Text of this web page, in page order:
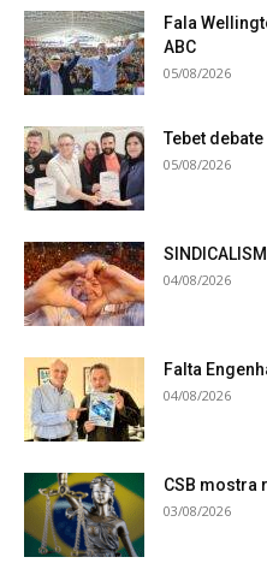
Fala
ABC
05/08/2026
Tebet
05/08/2026
04/08/2026
Falta
04/08/2026
CSB mostra
03/08/2026